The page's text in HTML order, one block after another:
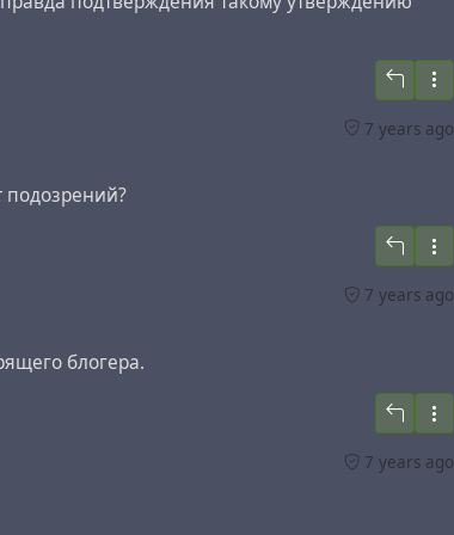
7 years ago
подозрений?
7 years ago
блогера.
7 years ago